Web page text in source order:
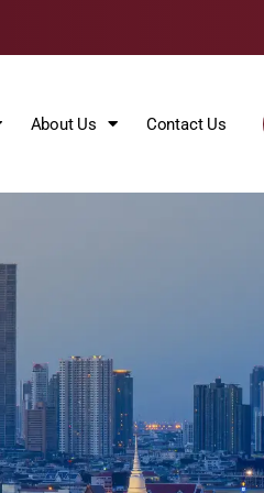
About Us Contact Us